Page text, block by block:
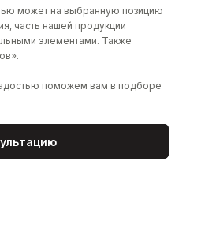
может на выбранную позицию
часть нашей продукции
элементами. Также
поможем вам в подборе